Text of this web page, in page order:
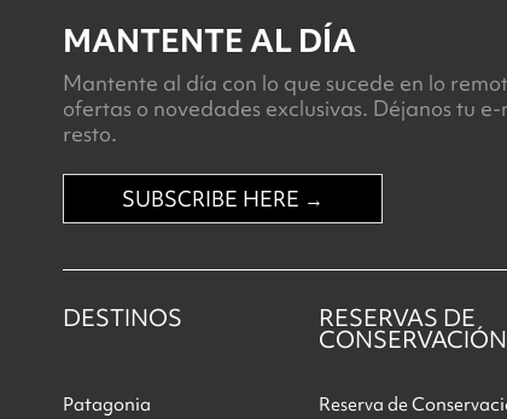
MANTENTE AL DÍA
Mantente al día con lo que sucede en lo
ofertas o novedades exclusivas. Déjanos tu
resto.
SUBSCRIBE HERE →
DESTINOS
Patagonia
RESERVAS DE
CONSERVACIÓN
Reserva de